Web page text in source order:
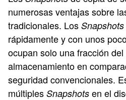
numerosas ventajas sobre
tradicionales. Los Snapshots
rápidamente y con unos
ocupan solo una fracción
almacenamiento en
seguridad convencionales.
múltiples Snapshots en el